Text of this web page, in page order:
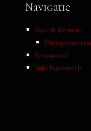
Navigatie
Bart & fietsen
Fietsprojecten
Straatstaal
Info Bartswerk